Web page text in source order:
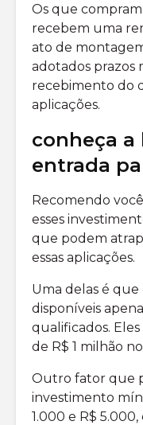
Os que
recebem uma
ato de
adotados prazos
recebimento do
aplicações.
conheça a
entrada
Recomendo
esses
que podem
essas aplicações.
Uma delas é
disponíveis
qualificados. Eles
de R$ 1 milhão
Outro fator que
investimento
1.000 e R$